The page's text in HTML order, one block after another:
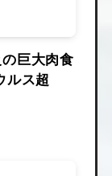
巨大肉食
ルス超